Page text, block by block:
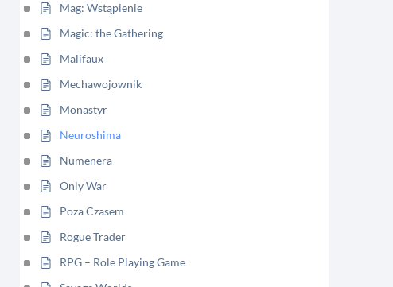
Mag: Wstąpienie
Magic: the Gathering
Malifaux
Mechawojownik
Monastyr
Neuroshima
Numenera
Only War
Poza Czasem
Rogue Trader
RPG – Role Playing Game